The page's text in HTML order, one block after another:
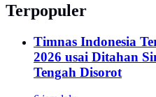
Terpopuler
Timnas Indonesia
2026 usai Ditahan
Tengah Disorot